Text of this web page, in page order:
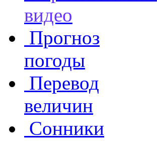
видео
Прогноз
погоды
Перевод
величин
Сонники